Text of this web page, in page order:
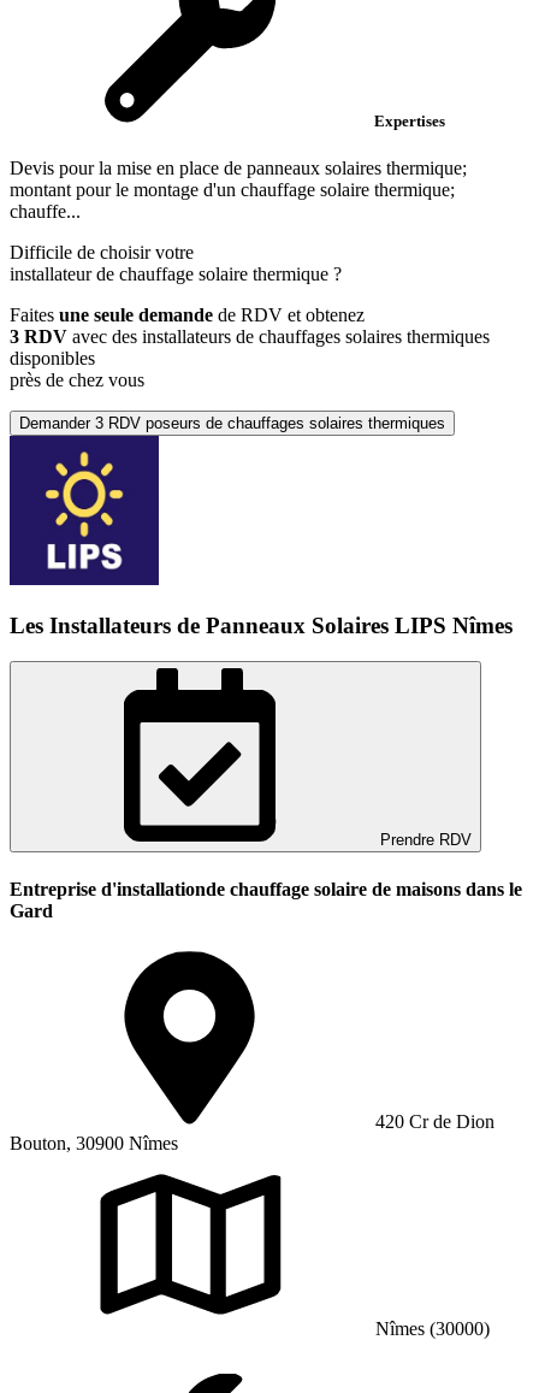
Expertises
Devis pour la mise en place de panneaux solaires thermique;
montant pour le montage d'un chauffage solaire thermique;
chauffe...
Difficile de choisir votre
installateur de chauffage solaire thermique ?
Faites une seule demande de RDV et obtenez
3 RDV avec des installateurs de chauffages solaires thermiques
disponibles
près de chez vous
Demander 3 RDV poseurs de chauffages solaires thermiques
Les Installateurs de Panneaux Solaires LIPS Nîmes
Prendre RDV
Entreprise d'installationde chauffage solaire de maisons dans le
Gard
420 Cr de Dion
Bouton, 30900 Nîmes
Nîmes (30000)